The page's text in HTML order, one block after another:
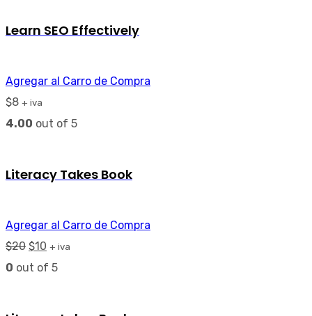
Learn SEO Effectively
Agregar al Carro de Compra
$8 + iva
4.00 out of 5
Literacy Takes Book
Agregar al Carro de Compra
$20 $10 + iva
0 out of 5